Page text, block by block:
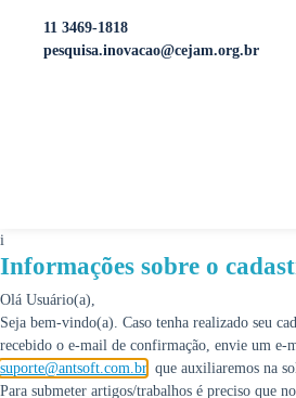
11 3469-1818
pesquisa.inovacao@cejam.org.br
i
Informações sobre o
Olá Usuário(a),
Seja bem-vindo(a). Caso tenha realizado seu
recebido o e-mail de confirmação, envie um e-
suporte@antsoft.com.br , que auxiliaremos na
Para submeter artigos/trabalhos é preciso que